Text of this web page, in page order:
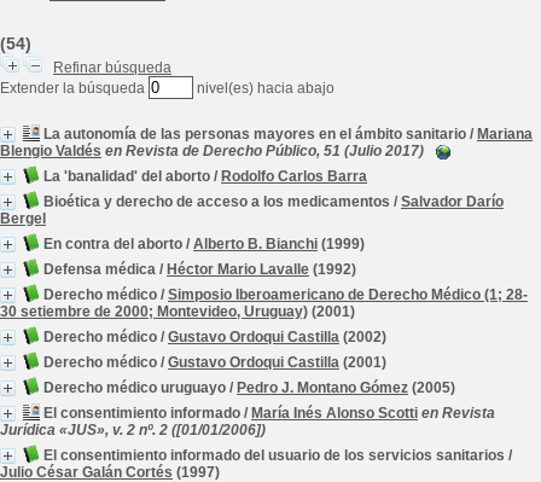
(54)
Refinar búsqueda
Extender la búsqueda
nivel(es) hacia abajo
La autonomía de las personas mayores en el ámbito sanitario / Mariana
Blengio Valdés en Revista de Derecho Público, 51 (Julio 2017)
La 'banalidad' del aborto / Rodolfo Carlos Barra
Bioética y derecho de acceso a los medicamentos / Salvador Darío
Bergel
En contra del aborto / Alberto B. Bianchi (1999)
Defensa médica / Héctor Mario Lavalle (1992)
Derecho médico / Simposio Iberoamericano de Derecho Médico (1; 28-
30 setiembre de 2000; Montevideo, Uruguay) (2001)
Derecho médico / Gustavo Ordoqui Castilla (2002)
Derecho médico / Gustavo Ordoqui Castilla (2001)
Derecho médico uruguayo / Pedro J. Montano Gómez (2005)
El consentimiento informado / María Inés Alonso Scotti en Revista
Jurídica «JUS», v. 2 nº. 2 ([01/01/2006])
El consentimiento informado del usuario de los servicios sanitarios /
Julio César Galán Cortés (1997)